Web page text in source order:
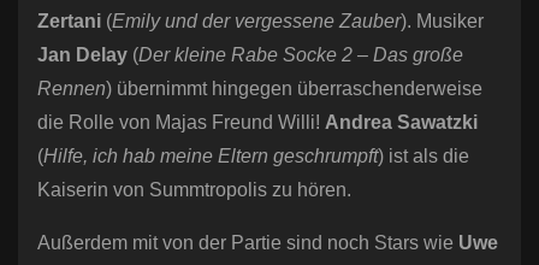
Zertani (Emily und der vergessene Zauber). Musiker
Jan Delay (Der kleine Rabe Socke 2 – Das große
Rennen) übernimmt hingegen überraschenderweise
die Rolle von Majas Freund Willi! Andrea Sawatzki
(Hilfe, ich hab meine Eltern geschrumpft) ist als die
Kaiserin von Summtropolis zu hören.
Außerdem mit von der Partie sind noch Stars wie Uwe